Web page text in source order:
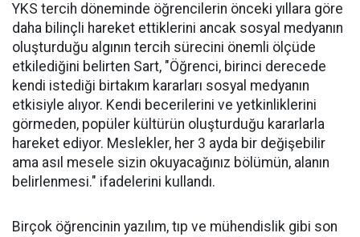
YKS tercih döneminde öğrencilerin önceki yıllara göre
daha bilinçli hareket ettiklerini ancak sosyal medyanın
oluşturduğu algının tercih sürecini önemli ölçüde
etkilediğini belirten Sart, "Öğrenci, birinci derecede
kendi istediği birtakım kararları sosyal medyanın
etkisiyle alıyor. Kendi becerilerini ve yetkinliklerini
görmeden, popüler kültürün oluşturduğu kararlarla
hareket ediyor. Meslekler, her 3 ayda bir değişebilir
ama asıl mesele sizin okuyacağınız bölümün, alanın
belirlenmesi." ifadelerini kullandı.
Birçok öğrencinin yazılım, tıp ve mühendislik gibi son